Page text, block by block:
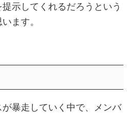
示してくれるだろうという
ます。
暴走していく中で、メンバ